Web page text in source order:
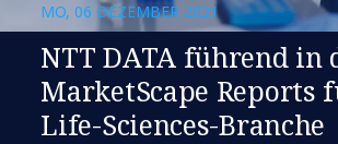
MO, 06 DEZEMBER 2021
NTT DATA führend in
MarketScape Reports
Life-Sciences-Branche